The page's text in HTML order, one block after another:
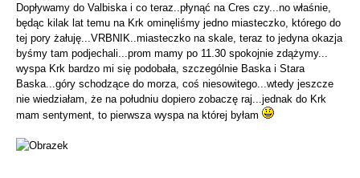
Dopływamy do Valbiska i co teraz..płynąć na Cres czy...no właśnie,
będąc kilak lat temu na Krk ominęliśmy jedno miasteczko, którego do
tej pory żałuję...VRBNIK..miasteczko na skale, teraz to jedyna okazja
byśmy tam podjechali...prom mamy po 11.30 spokojnie zdążymy...
wyspa Krk bardzo mi się podobała, szczególnie Baska i Stara
Baska...góry schodzące do morza, coś niesowitego...wtedy jeszcze
nie wiedziałam, że na południu dopiero zobaczę raj...jednak do Krk
mam sentyment, to pierwsza wyspa na której byłam